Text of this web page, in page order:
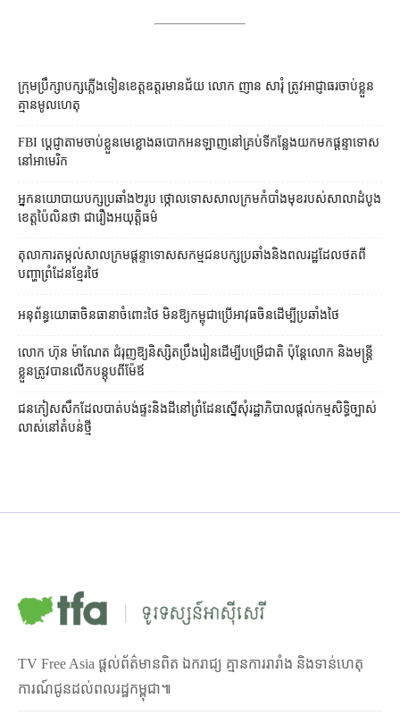
ក្រុមប្រឹក្សា​បក្ស​ភ្លើងទៀន​ខេត្ត​ឧត្ដរមានជ័យ លោក ញាន សារុំ ត្រូវ​អាជ្ញាធរ​ចាប់ខ្លួន​
គ្មាន​មូលហេតុ
FBI ប្ដេជ្ញា​តាម​ចាប់ខ្លួន​មេខ្លោង​ឆបោក​អនឡាញ​នៅ​គ្រប់​ទីកន្លែង​យក​មក​ផ្ដន្ទាទោស​
នៅ​អាមេរិក
អ្នកនយោបាយ​បក្ស​ប្រឆាំង​២​រូប ថ្កោលទោស​សាលក្រម​កំបាំងមុខ​របស់​សាលាដំបូង​
ខេត្ត​ប៉ៃលិន​ថា ជា​រឿង​អយុត្តិធម៌
តុលាការ​តម្កល់​សាលក្រម​ផ្ដន្ទាទោស​សកម្មជន​បក្ស​ប្រឆាំង​និង​ពលរដ្ឋ​ដែល​ថត​ពី​
បញ្ហា​ព្រំដែន​ខ្មែរ​ថៃ
អនុព័ន្ធយោធា​ចិន​ធានា​ចំពោះ​ថៃ មិន​ឱ្យ​កម្ពុជា​ប្រើ​អាវុធ​ចិន​ដើម្បី​ប្រឆាំង​ថៃ ​
លោក ហ៊ុន ម៉ាណែត ជំរុញ​ឱ្យ​និស្សិត​ប្រឹងរៀន​ដើម្បី​បម្រើ​ជាតិ ប៉ុន្តែ​លោក និង​មន្ត្រី​​
ខ្លួន​ត្រូវ​បាន​លើក​បន្តុប​ពី​ម៉ែឪ
ជនភៀសសឹក​ដែល​បាត់បង់​ផ្ទះ​និង​ដី​នៅ​ព្រំដែន​ស្នើសុំ​រដ្ឋាភិបាល​ផ្តល់​កម្មសិទ្ធិ​ច្បាស់
លាស់​នៅ​តំបន់​ថ្មី
TV Free Asia ផ្ដល់ព័ត៌មានពិត ឯករាជ្យ គ្មានការរារាំង និងទាន់ហេតុ
ការណ៍ជូនដល់ពលរដ្ឋកម្ពុជា៕